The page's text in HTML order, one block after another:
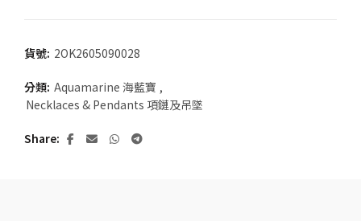
貨號: 2OK2605090028
分類: Aquamarine 海藍寶 ,
Necklaces & Pendants 項鏈及吊墜
Share